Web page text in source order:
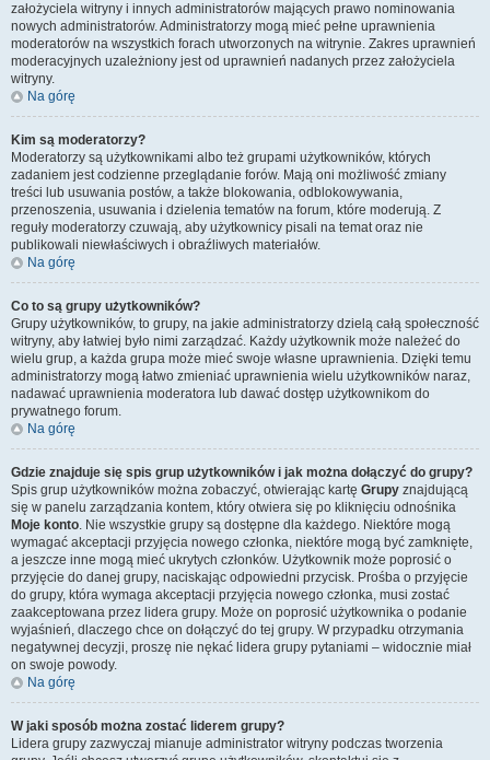
założyciela witryny i innych administratorów mających prawo nominowania
nowych administratorów. Administratorzy mogą mieć pełne uprawnienia
moderatorów na wszystkich forach utworzonych na witrynie. Zakres uprawnień
moderacyjnych uzależniony jest od uprawnień nadanych przez założyciela
witryny.
Na górę
Kim są moderatorzy?
Moderatorzy są użytkownikami albo też grupami użytkowników, których
zadaniem jest codzienne przeglądanie forów. Mają oni możliwość zmiany
treści lub usuwania postów, a także blokowania, odblokowywania,
przenoszenia, usuwania i dzielenia tematów na forum, które moderują. Z
reguły moderatorzy czuwają, aby użytkownicy pisali na temat oraz nie
publikowali niewłaściwych i obraźliwych materiałów.
Na górę
Co to są grupy użytkowników?
Grupy użytkowników, to grupy, na jakie administratorzy dzielą całą społeczność
witryny, aby łatwiej było nimi zarządzać. Każdy użytkownik może należeć do
wielu grup, a każda grupa może mieć swoje własne uprawnienia. Dzięki temu
administratorzy mogą łatwo zmieniać uprawnienia wielu użytkowników naraz,
nadawać uprawnienia moderatora lub dawać dostęp użytkownikom do
prywatnego forum.
Na górę
Gdzie znajduje się spis grup użytkowników i jak można dołączyć do grupy?
Spis grup użytkowników można zobaczyć, otwierając kartę Grupy znajdującą
się w panelu zarządzania kontem, który otwiera się po kliknięciu odnośnika
Moje konto. Nie wszystkie grupy są dostępne dla każdego. Niektóre mogą
wymagać akceptacji przyjęcia nowego członka, niektóre mogą być zamknięte,
a jeszcze inne mogą mieć ukrytych członków. Użytkownik może poprosić o
przyjęcie do danej grupy, naciskając odpowiedni przycisk. Prośba o przyjęcie
do grupy, która wymaga akceptacji przyjęcia nowego członka, musi zostać
zaakceptowana przez lidera grupy. Może on poprosić użytkownika o podanie
wyjaśnień, dlaczego chce on dołączyć do tej grupy. W przypadku otrzymania
negatywnej decyzji, proszę nie nękać lidera grupy pytaniami – widocznie miał
on swoje powody.
Na górę
W jaki sposób można zostać liderem grupy?
Lidera grupy zazwyczaj mianuje administrator witryny podczas tworzenia